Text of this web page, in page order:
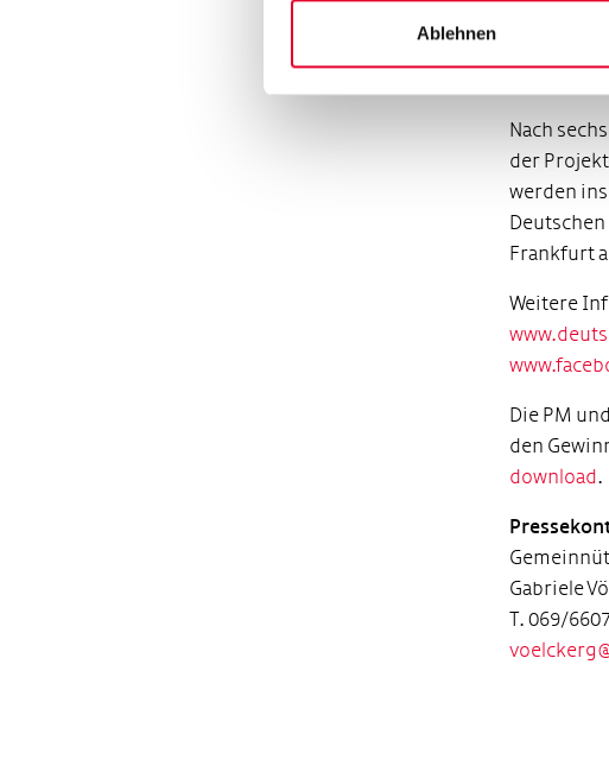
Ablehnen
Nach
der
werden
Frankfurt
Weitere
Die PM
den
download.
Gabriele
T. 069/